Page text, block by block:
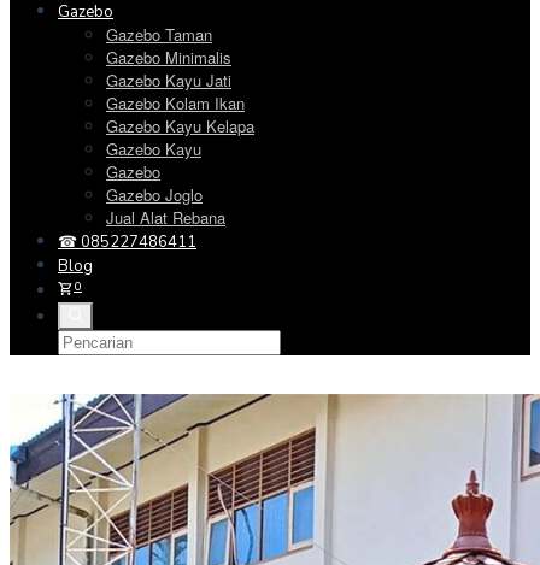
Gazebo
Gazebo Taman
Gazebo Minimalis
Gazebo Kayu Jati
Gazebo Kolam Ikan
Gazebo Kayu Kelapa
Gazebo Kayu
Gazebo
Gazebo Joglo
Jual Alat Rebana
☎ 085227486411
Blog
0